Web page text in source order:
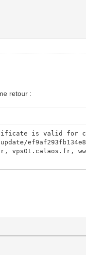
retour :
is valid for
vps01.calaos.fr,